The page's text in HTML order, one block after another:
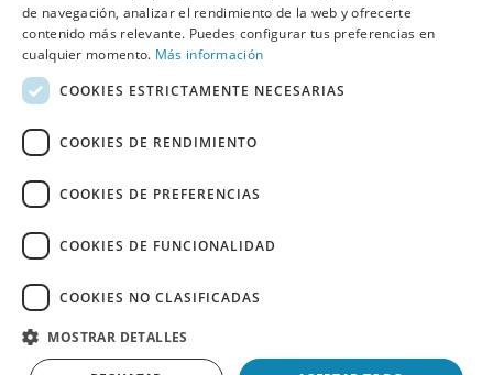
de Behumax
SALDOS ELITE FIT FITNESS
DESPORTOS AQUÁTICOS
Copyright 2026 © Copyright 2026 © Copyright 2026 © Copyright
2026 © Copyright 2026 © Copyright 2026 © Copyright 2026 ©
Copyright 2026
de navegación, analizar el rendimiento de la web y ofrecerte
contenido más relevante. Puedes configurar tus preferencias en
cualquier momento. Más información
COOKIES ESTRICTAMENTE NECESARIAS
COOKIES DE RENDIMIENTO
COOKIES DE PREFERENCIAS
COOKIES DE FUNCIONALIDAD
COOKIES NO CLASIFICADAS
MOSTRAR DETALLES